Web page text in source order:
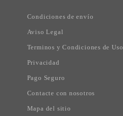
Condiciones de envío
Aviso Legal
Terminos y Condiciones de Uso
Privacidad
Pago Seguro
Contacte con nosotros
Mapa del sitio